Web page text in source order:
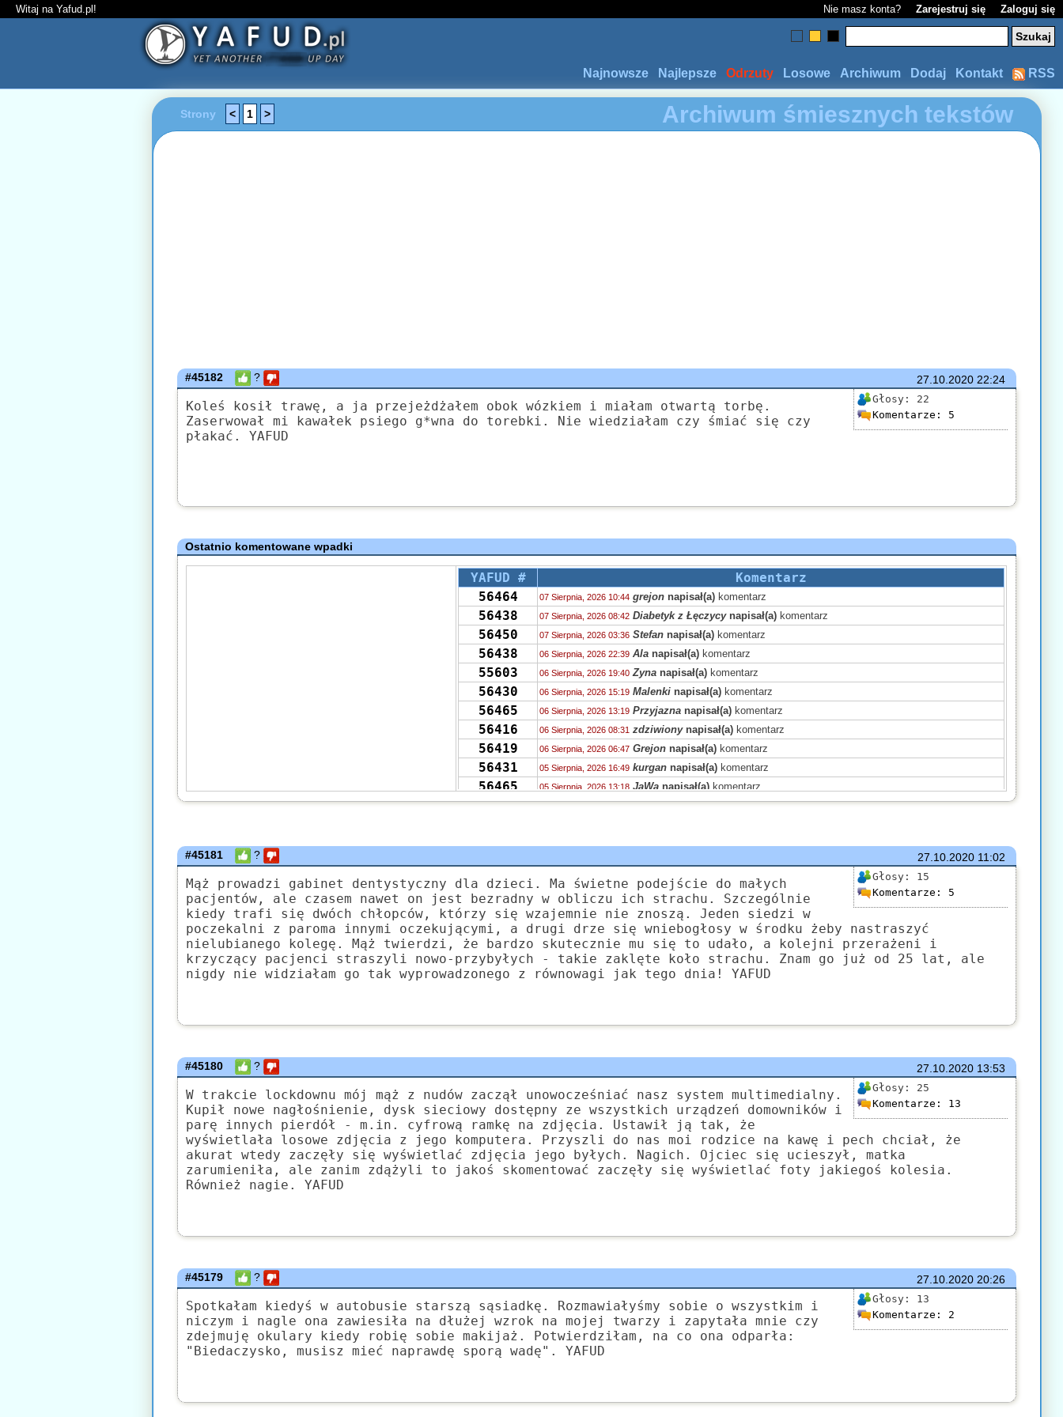
Witaj na Yafud.pl! Nie masz konta? Zarejestruj się Zaloguj się
RSS
Kontakt
Dodaj
Archiwum
Losowe
Odrzuty
Najlepsze
Najnowsze
Archiwum śmiesznych tekstów
Strony < 1 >
27.10.202022:24
#45182 ?
Głosy: 22
Komentarze: 5
Koleś kosił trawę, a ja przejeżdżałem obok wózkiem i miałam otwartą torbę.
Zaserwował mi kawałek psiego g*wna do torebki. Nie wiedziałam czy śmiać się czy
płakać. YAFUD
Ostatnio komentowane wpadki
YAFUD #
Komentarz
56464
07 Sierpnia, 2026 10:44 grejon napisał(a) komentarz
56438 07 Sierpnia, 2026 08:42 Diabetyk z Łęczycynapisał(a) komentarz
56450 07 Sierpnia, 2026 03:36 Stefan napisał(a) komentarz
56438 06 Sierpnia, 2026 22:39 Ala napisał(a) komentarz
55603 06 Sierpnia, 2026 19:40 Zyna napisał(a) komentarz
56430 06 Sierpnia, 2026 15:19 Malenki napisał(a) komentarz
56465 06 Sierpnia, 2026 13:19 Przyjazna napisał(a) komentarz
56416 06 Sierpnia, 2026 08:31 zdziwionynapisał(a) komentarz
56419 06 Sierpnia, 2026 06:47 Grejon napisał(a) komentarz
56431 05 Sierpnia, 2026 16:49 kurgan napisał(a) komentarz
56465 05 Sierpnia, 2026 13:18 JaWa napisał(a) komentarz
56465 05 Sierpnia, 2026 11:18 SUHHnapisał(a)komentarz
56465 VQHKnapisał(a)komentarz
56465 zdziwionynapisał(a)komentarz
56406 04 Sierpnia, 2026 23:36 zdziwiony napisał(a) komentarz
56431 04 Sierpnia, 2026 15:23 chennapisał(a) komentarz
56421 04 Sierpnia, 2026 15:12 Grejonnapisał(a)komentarz
55704 04 Sierpnia, 2026 09:46 Kudłaczek napisał(a)komentarz
378 04 Sierpnia, 2026 07:24 Tunnnapisał(a)komentarz
27.10.202011:02
#45181 ?
Głosy: 15
Komentarze: 5
Mąż prowadzi gabinet dentystyczny dla dzieci. Ma świetne podejście do małych
pacjentów, ale czasem nawet on jest bezradny w obliczu ich strachu. Szczególnie
kiedy trafi się dwóch chłopców, którzy się wzajemnie nie znoszą. Jeden siedzi w
poczekalni z paroma innymi oczekującymi, a drugi drze się wniebogłosy w środku żeby nastraszyć
nielubianego kolegę. Mąż twierdzi, że bardzo skutecznie mu się to udało, a kolejni przerażeni i
krzyczący pacjenci straszyli nowo-przybyłych - takie zaklęte koło strachu. Znam go już od 25 lat, ale
nigdy nie widziałam go tak wyprowadzonego z równowagi jak tego dnia! YAFUD
27.10.202013:53
#45180 ?
Głosy: 25
Komentarze: 13
W trakcie lockdownu mój mąż z nudów zaczął unowocześniać nasz system multimedialny.
Kupił nowe nagłośnienie, dysk sieciowy dostępny ze wszystkich urządzeń domowników i
parę innych pierdół - m.in. cyfrową ramkę na zdjęcia. Ustawił ją tak, że
wyświetlała losowe zdjęcia z jego komputera. Przyszli do nas moi rodzice na kawę i pech chciał, że
akurat wtedy zaczęły się wyświetlać zdjęcia jego byłych. Nagich. Ojciec się ucieszył, matka
zarumieniła, ale zanim zdążyli to jakoś skomentować zaczęły się wyświetlać foty jakiegoś kolesia.
Również nagie. YAFUD
27.10.202020:26
#45179 ?
Głosy: 13
Komentarze: 2
Spotkałam kiedyś w autobusie starszą sąsiadkę. Rozmawiałyśmy sobie o wszystkim i
niczym i nagle ona zawiesiła na dłużej wzrok na mojej twarzy i zapytała mnie czy
zdejmuję okulary kiedy robię sobie makijaż. Potwierdziłam, na co ona odparła:
"Biedaczysko, musisz mieć naprawdę sporą wadę". YAFUD